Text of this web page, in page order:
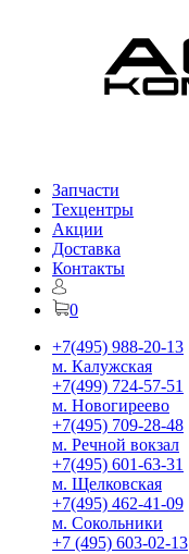
Запчасти
Техцентры
Акции
Доставка
Контакты
0
+7(495) 988-20-13
м. Калужская
+7(499) 724-57-51
м. Новогиреево
+7(495) 709-28-48
м. Речной вокзал
+7(495) 601-63-31
м. Щелковская
+7(495) 462-41-09
м. Сокольники
+7 (495) 603-02-13